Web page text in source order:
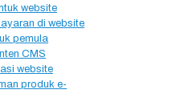
website
di website
pemula
CMS
website
produk e-